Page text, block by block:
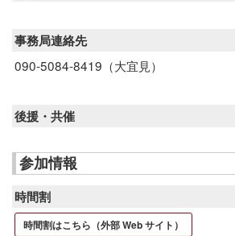
事務局連絡先
090-5084-8419（大宜見）
後援・共催
参加情報
時間割
時間割はこちら（外部 Web サイト）